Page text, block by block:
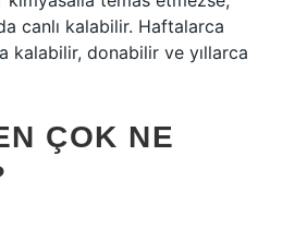
canlı kalabilir. Haftalarca
kalabilir, donabilir ve yıllarca
ÇOK NE